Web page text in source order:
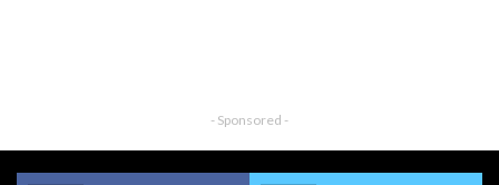
- Sponsored -